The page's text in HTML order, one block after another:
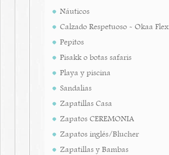
Náuticos
Calzado Respetuoso - Okaa Flex
Pepitos
Pisakk o botas safaris
Playa y piscina
Sandalias
Zapatillas Casa
Zapatos CEREMONIA
Zapatos inglés/Blucher
Zapatillas y Bambas